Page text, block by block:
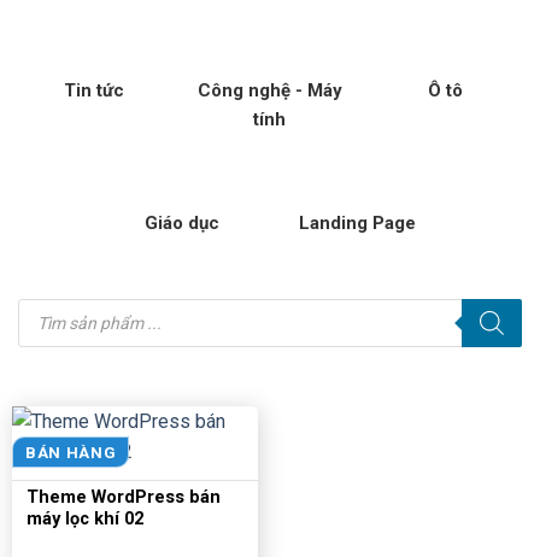
Tin tức
Công nghệ - Máy
tính
Ô tô
Giáo dục Landing Page
Tìm
kiếm
sản
BÁN HÀNG
Theme WordPress bán
máy lọc khí 02